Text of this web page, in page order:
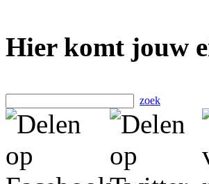
Hier komt jouw
zoek